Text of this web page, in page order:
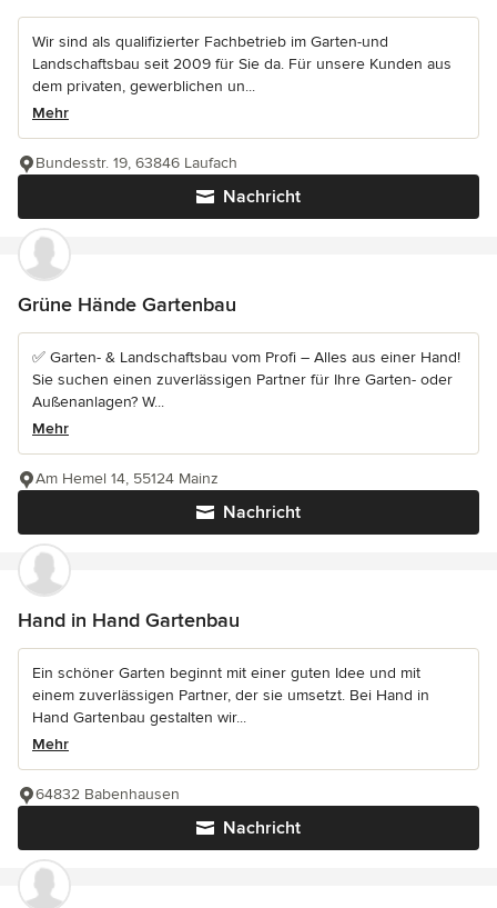
Wir sind als qualifizierter Fachbetrieb im Garten-und
Landschaftsbau seit 2009 für Sie da. Für unsere Kunden aus
dem privaten, gewerblichen un...
Mehr
Nachricht
Bundesstr. 19, 63846 Laufach
Grüne Hände Gartenbau
✅ Garten- & Landschaftsbau vom Profi – Alles aus einer Hand!
Sie suchen einen zuverlässigen Partner für Ihre Garten- oder
Außenanlagen? W...
Mehr
Nachricht
Am Hemel 14, 55124 Mainz
Hand in Hand Gartenbau
Ein schöner Garten beginnt mit einer guten Idee und mit
einem zuverlässigen Partner, der sie umsetzt. Bei Hand in
Hand Gartenbau gestalten wir...
Mehr
Nachricht
64832 Babenhausen